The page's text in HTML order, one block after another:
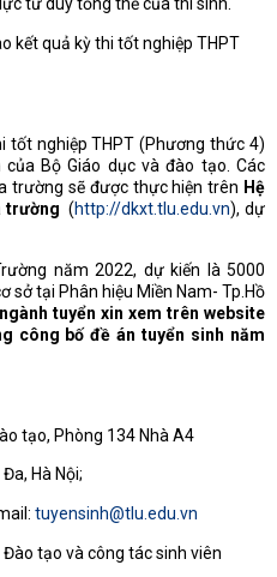
tư duy tổng thể của thí sinh.
kết quả kỳ thi tốt nghiệp THPT
tốt nghiệp THPT (Phương thức 4)
Bộ Giáo dục và đào tạo. Các
trường sẽ được thực hiện trên Hệ
trường (http://dkxt.tlu.edu.vn), dự
năm 2022, dự kiến là 5000
sở tại Phân hiệu Miền Nam- Tp.Hồ
tuyển xin xem trên website
công bố đề án tuyển sinh năm
tạo, Phòng 134 Nhà A4
Hà Nội;
tuyensinh@tlu.edu.vn
Đào tạo và công tác sinh viên